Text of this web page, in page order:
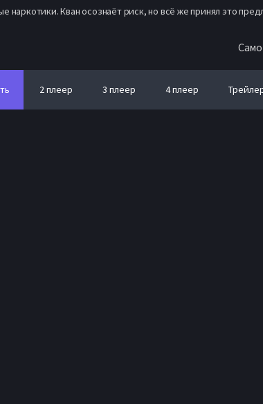
наркотики. Кван осознаёт риск, но всё же принял это
2 плеер 3 плеер 4 плеер